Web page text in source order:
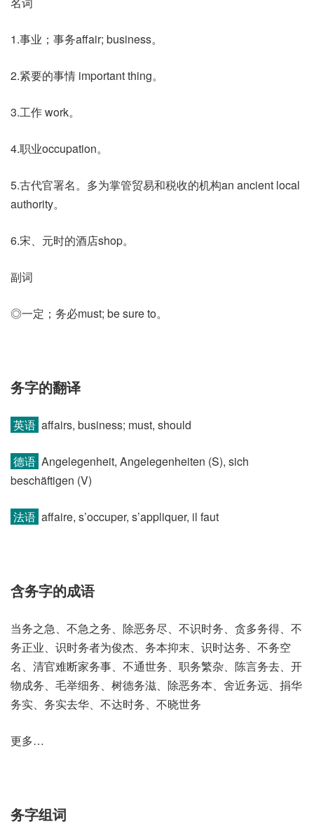
1.事业；事务affair; business。
2.紧要的事情 important thing。
3.工作 work。
4.职业occupation。
5.古代官署名。多为掌管贸易和税收的机构an ancient local
authority。
6.宋、元时的酒店shop。
副词
◎一定；务必must; be sure to。
务字的翻译
英语 affairs, business; must, should
德语 Angelegenheit, Angelegenheiten (S)​, sich
beschäftigen (V)
法语 affaire, s’occuper, s’appliquer, il faut
含务字的成语
当务之急、不急之务、除恶务尽、不识时务、贪多务得、不
务正业、识时务者为俊杰、务本抑末、识时达务、不务空
名、清官难断家务事、不通世务、职务繁杂、陈言务去、开
物成务、毛举细务、树德务滋、除恶务本、舍近务远、捐华
务实、务实去华、不达时务、不晓世务
更多…
务字组词